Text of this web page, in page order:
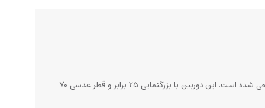
دوربین دوچشمی سلسترون SkyMaster 25x70، یک ابزار اپتیکی قدرتمند و باکیفیت است که برای رصد اجسام دوردست، به‌ویژه در آسمان شب، طراحی شده است. این دوربین با بزرگنمایی 25 برابر و قطر عدسی 70